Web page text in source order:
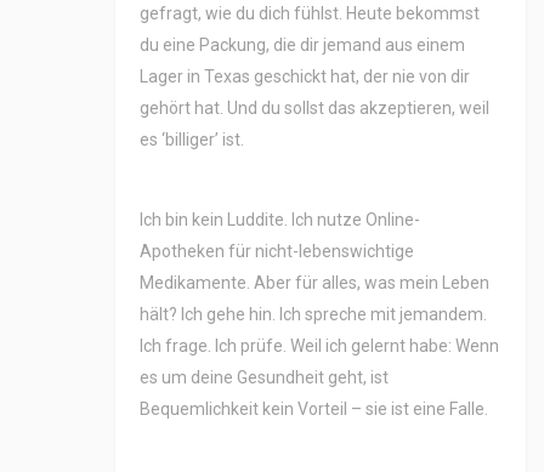
gefragt, wie du dich fühlst. Heute bekommst
du eine Packung, die dir jemand aus einem
Lager in Texas geschickt hat, der nie von dir
gehört hat. Und du sollst das akzeptieren, weil
es ‘billiger’ ist.
Ich bin kein Luddite. Ich nutze Online-
Apotheken für nicht-lebenswichtige
Medikamente. Aber für alles, was mein Leben
hält? Ich gehe hin. Ich spreche mit jemandem.
Ich frage. Ich prüfe. Weil ich gelernt habe: Wenn
es um deine Gesundheit geht, ist
Bequemlichkeit kein Vorteil – sie ist eine Falle.